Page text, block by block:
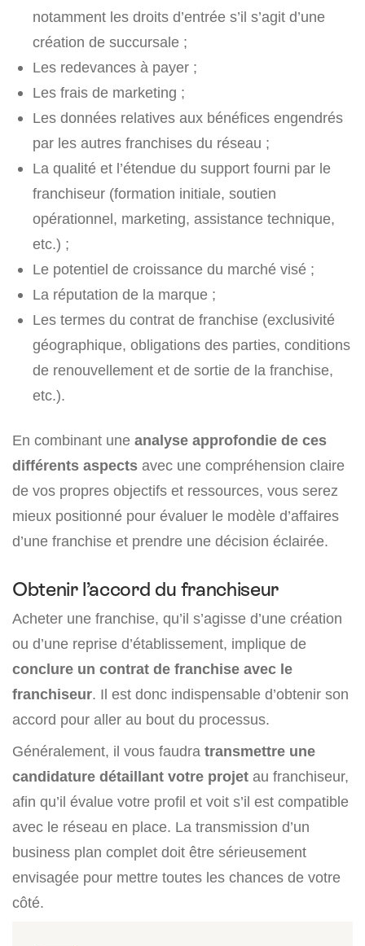
notamment les droits d’entrée s’il s’agit d’une
création de succursale ;
Les redevances à payer ;
Les frais de marketing ;
Les données relatives aux bénéfices engendrés
par les autres franchises du réseau ;
La qualité et l’étendue du support fourni par le
franchiseur (formation initiale, soutien
opérationnel, marketing, assistance technique,
etc.) ;
Le potentiel de croissance du marché visé ;
La réputation de la marque ;
Les termes du contrat de franchise (exclusivité
géographique, obligations des parties, conditions
de renouvellement et de sortie de la franchise,
etc.).
En combinant une analyse approfondie de ces
différents aspects avec une compréhension claire
de vos propres objectifs et ressources, vous serez
mieux positionné pour évaluer le modèle d’affaires
d’une franchise et prendre une décision éclairée.
Obtenir l’accord du franchiseur
Acheter une franchise, qu’il s’agisse d’une création
ou d’une reprise d’établissement, implique de
conclure un contrat de franchise avec le
franchiseur. Il est donc indispensable d’obtenir son
accord pour aller au bout du processus.
Généralement, il vous faudra transmettre une
candidature détaillant votre projet au franchiseur,
afin qu’il évalue votre profil et voit s’il est compatible
avec le réseau en place. La transmission d’un
business plan complet doit être sérieusement
envisagée pour mettre toutes les chances de votre
côté.